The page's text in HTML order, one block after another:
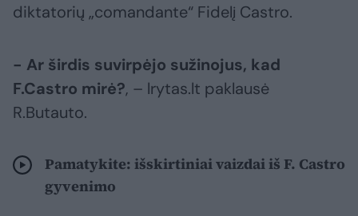
diktatorių „comandante“ Fidelį Castro.
- Ar širdis suvirpėjo sužinojus, kad
F.Castro mirė?, – lrytas.lt paklausė
R.Butauto.
Pamatykite: išskirtiniai vaizdai iš F. Castro
gyvenimo